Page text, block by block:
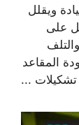
ويقلل
على
المقاعد
تشكيلات ...